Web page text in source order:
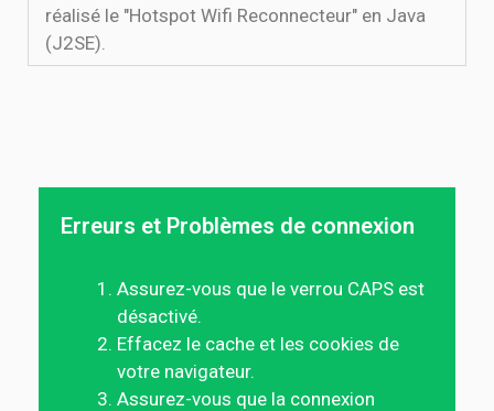
réalisé le "Hotspot Wifi Reconnecteur" en Java
(J2SE).
Erreurs et Problèmes de connexion
Assurez-vous que le verrou CAPS est
désactivé.
Effacez le cache et les cookies de
votre navigateur.
Assurez-vous que la connexion